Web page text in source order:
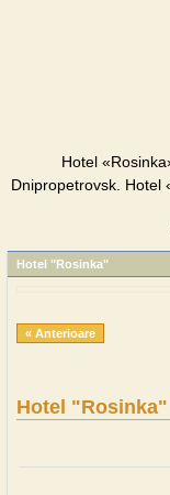
Hotel
Dnipropetrovsk. Hotel
Hotel "Rosinka"
« Anterioare
Hotel "Rosinka"